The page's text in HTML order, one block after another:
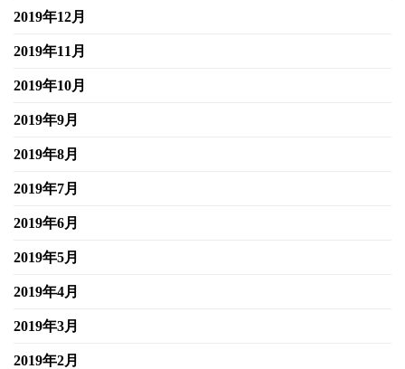
2019年12月
2019年11月
2019年10月
2019年9月
2019年8月
2019年7月
2019年6月
2019年5月
2019年4月
2019年3月
2019年2月